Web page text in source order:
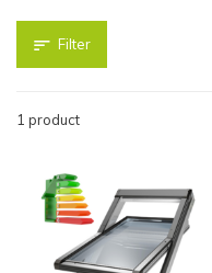
Filter
1 product